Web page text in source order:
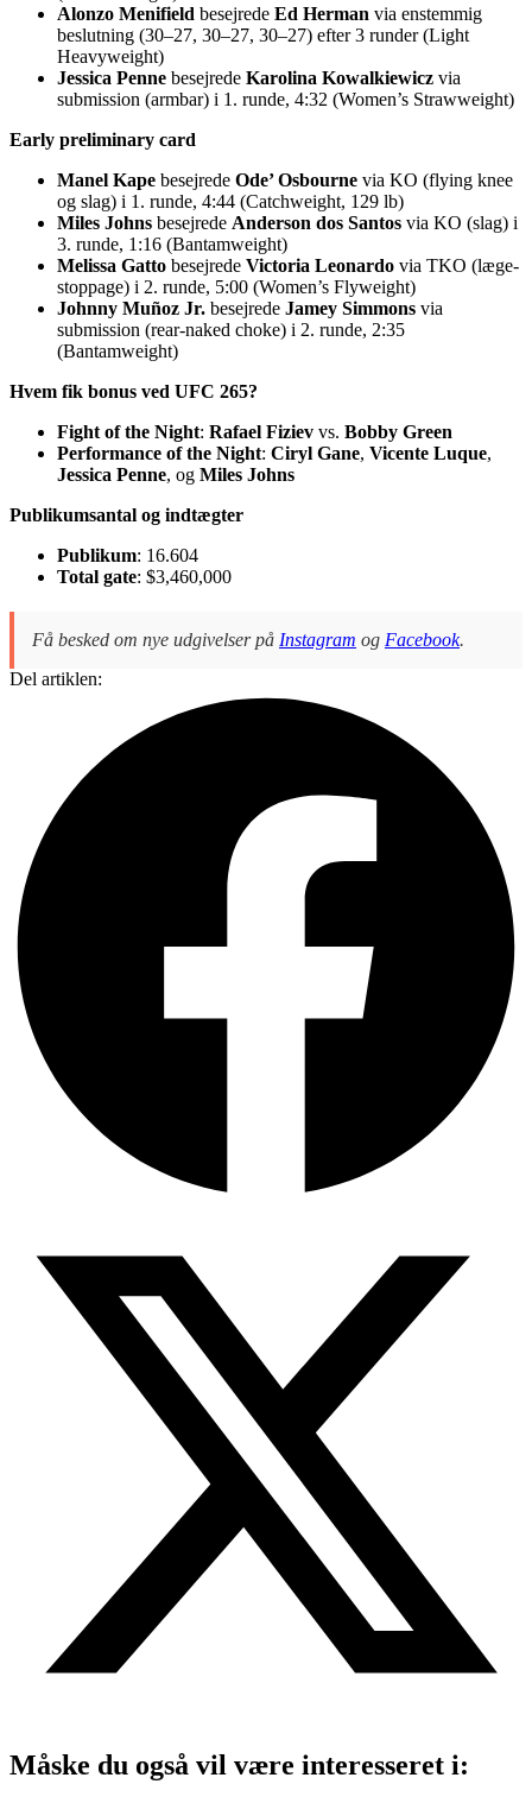
Alonzo Menifield besejrede Ed Herman via enstemmig
beslutning (30–27, 30–27, 30–27) efter 3 runder (Light
Heavyweight)
Jessica Penne besejrede Karolina Kowalkiewicz via
submission (armbar) i 1. runde, 4:32 (Women’s Strawweight)
Early preliminary card
Manel Kape besejrede Ode’ Osbourne via KO (flying knee
og slag) i 1. runde, 4:44 (Catchweight, 129 lb)
Miles Johns besejrede Anderson dos Santos via KO (slag) i
3. runde, 1:16 (Bantamweight)
Melissa Gatto besejrede Victoria Leonardo via TKO (læge-
stoppage) i 2. runde, 5:00 (Women’s Flyweight)
Johnny Muñoz Jr. besejrede Jamey Simmons via
submission (rear-naked choke) i 2. runde, 2:35
(Bantamweight)
Hvem fik bonus ved UFC 265?
Fight of the Night: Rafael Fiziev vs. Bobby Green
Performance of the Night: Ciryl Gane, Vicente Luque,
Jessica Penne, og Miles Johns
Publikumsantal og indtægter
Publikum: 16.604
Total gate: $3,460,000
Få besked om nye udgivelser på Instagram og Facebook.
Del artiklen:
Måske du også vil være interesseret i: